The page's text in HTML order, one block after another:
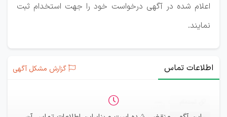
اعلام شده در آگهی درخواست خود را جهت استخدام ثبت
نمایند.
اطلاعات تماس گزارش مشکل آگهی